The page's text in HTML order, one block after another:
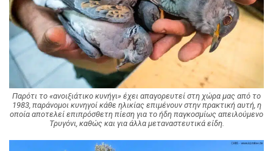
Παρότι το «ανοιξιάτικο κυνήγι» έχει απαγορευτεί στη χώρα μας από το
1983, παράνομοι κυνηγοί κάθε ηλικίας επιμένουν στην πρακτική αυτή, η
οποία αποτελεί επιπρόσθετη πίεση για το ήδη παγκοσμίως απειλούμενο
Τρυγόνι, καθώς και για άλλα μεταναστευτικά είδη.